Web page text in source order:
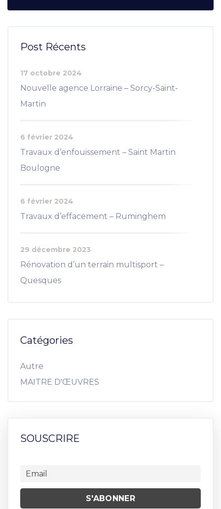
Post Récents
Nouvelle agence Lorraine – Sorcy-Saint-
Martin
17 octobre 2024
Travaux d’enfouissement – Saint Martin
Boulogne
6 février 2024
Travaux d’effacement – Ruminghem
6 février 2024
Rénovation d’un terrain multisport –
Quesques
29 décembre 2023
Catégories
Autre
MAITRE D'ŒUVRES
SOUSCRIRE